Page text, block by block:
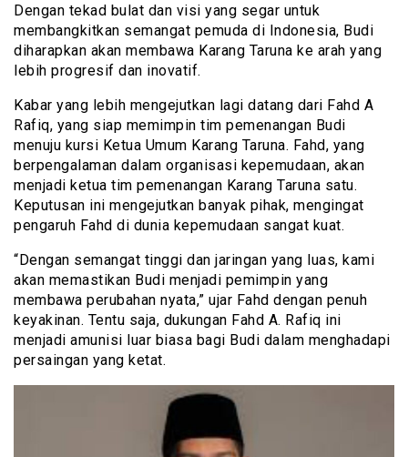
Dengan tekad bulat dan visi yang segar untuk
membangkitkan semangat pemuda di Indonesia, Budi
diharapkan akan membawa Karang Taruna ke arah yang
lebih progresif dan inovatif.
Kabar yang lebih mengejutkan lagi datang dari Fahd A
Rafiq, yang siap memimpin tim pemenangan Budi
menuju kursi Ketua Umum Karang Taruna. Fahd, yang
berpengalaman dalam organisasi kepemudaan, akan
menjadi ketua tim pemenangan Karang Taruna satu.
Keputusan ini mengejutkan banyak pihak, mengingat
pengaruh Fahd di dunia kepemudaan sangat kuat.
“Dengan semangat tinggi dan jaringan yang luas, kami
akan memastikan Budi menjadi pemimpin yang
membawa perubahan nyata,” ujar Fahd dengan penuh
keyakinan. Tentu saja, dukungan Fahd A. Rafiq ini
menjadi amunisi luar biasa bagi Budi dalam menghadapi
persaingan yang ketat.